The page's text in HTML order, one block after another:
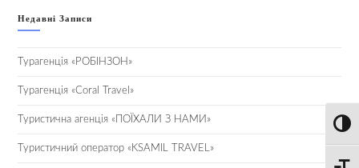
Недавні Записи
Турагенція «РОБІНЗОН»
Турагенція «Coral Travel»
Туристична агенція «ПОЇХАЛИ З НАМИ»
Туристичний оператор «KSAMIL TRAVEL»